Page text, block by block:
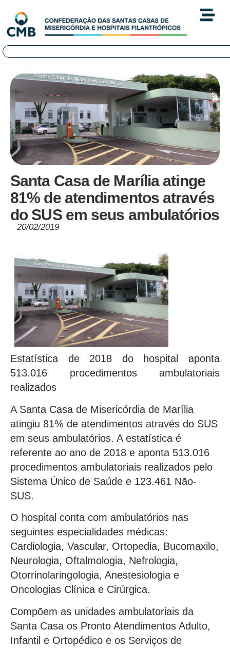
Santa Casa de Marília atinge
81% de atendimentos através
do SUS em seus ambulatórios
20/02/2019
Estatística de 2018 do hospital aponta
513.016 procedimentos ambulatoriais
realizados
A Santa Casa de Misericórdia de Marília
atingiu 81% de atendimentos através do SUS
em seus ambulatórios. A estatística é
referente ao ano de 2018 e aponta 513.016
procedimentos ambulatoriais realizados pelo
Sistema Único de Saúde e 123.461 Não-
SUS.
O hospital conta com ambulatórios nas
seguintes especialidades médicas:
Cardiologia, Vascular, Ortopedia, Bucomaxilo,
Neurologia, Oftalmologia, Nefrologia,
Otorrinolaringologia, Anestesiologia e
Oncologias Clínica e Cirúrgica.
Compõem as unidades ambulatoriais da
Santa Casa os Pronto Atendimentos Adulto,
Infantil e Ortopédico e os Serviços de